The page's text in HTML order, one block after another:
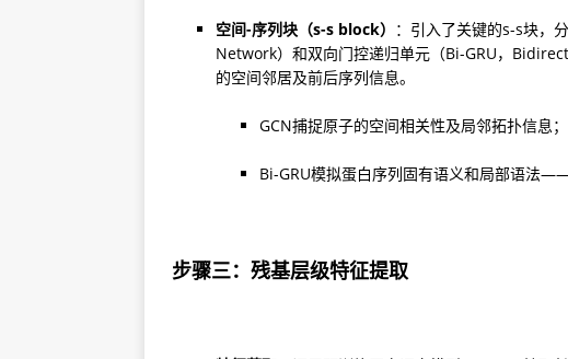
空间-序列块（s-s block） ：引入了关键的s-s块，
Network）和双向门控递归单元（Bi-GRU，
GCN捕捉原子的空间相关性及局邻拓扑信息；
Bi-GRU模拟蛋白序列固有语义和局部语法——
步骤三：残基层级特征提取